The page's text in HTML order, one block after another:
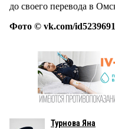
до своего перевода в
Фото © vk.com/
Турнова Яна